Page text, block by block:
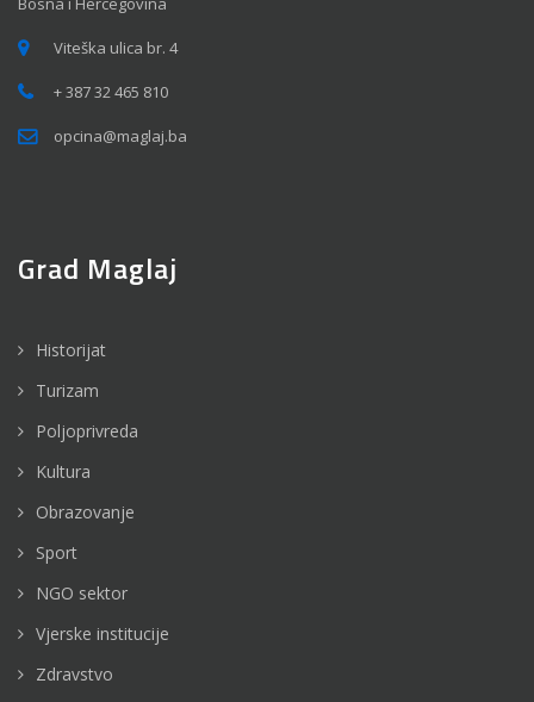
Viteška ulica br. 4
+ 387 32 465 810
opcina@maglaj.ba
Grad Maglaj
Historijat
Turizam
Poljoprivreda
Kultura
Obrazovanje
Sport
NGO sektor
Vjerske institucije
Zdravstvo